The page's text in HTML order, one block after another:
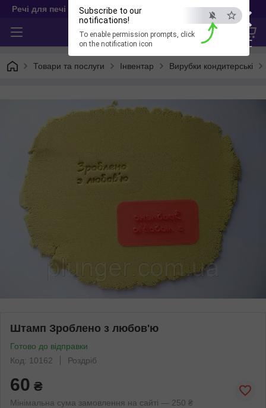
×
ESC
Subscribe to our
notifications!
To enable permission prompts, click
on the notification icon
Речі для печі
Товари та послуги Інвентар Вирубки кондитерські
Штамп Зроблено з любов'ю
Готово до відправки
Код: 10162
Роздріб
60 ₴
Мінімальна сума замовлення на сайті — 250 ₴